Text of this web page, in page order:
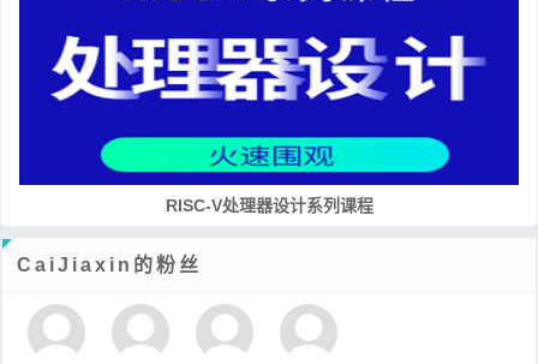
RISC-V处理器设计系列课程
CaiJiaxin的粉丝